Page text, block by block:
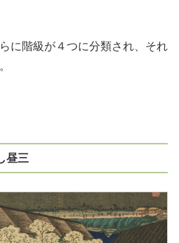
に階級が４つに分類され、それ
昼三